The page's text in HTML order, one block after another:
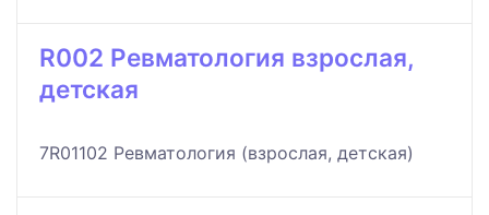
R002 Ревматология взрослая,
детская
7R01102 Ревматология (взрослая, детская)